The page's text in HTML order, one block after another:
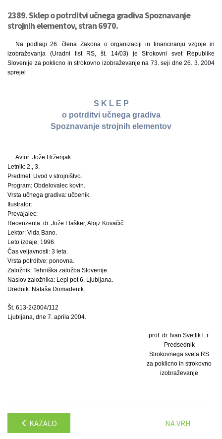
2389. Sklep o potrditvi učnega gradiva Spoznavanje
strojnih elementov, stran 6970.
Na podlagi 26. člena Zakona o organizaciji in financiranju vzgoje in
izobraževanja (Uradni list RS, št. 14/03) je Strokovni svet Republike
Slovenije za poklicno in strokovno izobraževanje na 73. seji dne 26. 3. 2004
sprejel
S K L E P
o potrditvi učnega gradiva
Spoznavanje strojnih elementov
Avtor: Jože Hrženjak.
Letnik: 2., 3.
Predmet: Uvod v strojništvo.
Program: Obdelovalec kovin.
Vrsta učnega gradiva: učbenik.
Ilustrator:
Prevajalec:
Recenzenta: dr. Jože Flašker, Alojz Kovačič.
Lektor: Vida Bano.
Leto izdaje: 1996.
Čas veljavnosti: 3 leta.
Vrsta potrditve: ponovna.
Založnik: Tehniška založba Slovenije.
Naslov založnika: Lepi pot 6, Ljubljana.
Urednik: Nataša Domadenik.
Št. 613-2/2004/112
Ljubljana, dne 7. aprila 2004.
prof. dr. Ivan Svetlik l. r.
Predsednik
Strokovnega sveta RS
za poklicno in strokovno
izobraževanje
KAZALO NA VRH